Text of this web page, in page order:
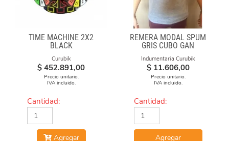
TIME MACHINE 2X2
BLACK
Curubik
$ 452.891,00
Precio unitario.
IVA incluido.
Cantidad:
Agregar
REMERA MODAL SPUM
GRIS CUBO GAN
Indumentaria Curubik
$ 11.606,00
Precio unitario.
IVA incluido.
Cantidad:
Agregar